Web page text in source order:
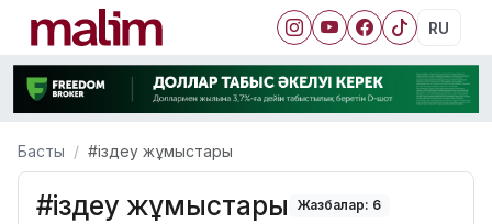
RU
Басты #іздеу жұмыстары
#іздеу жұмыстары Жазбалар: 6